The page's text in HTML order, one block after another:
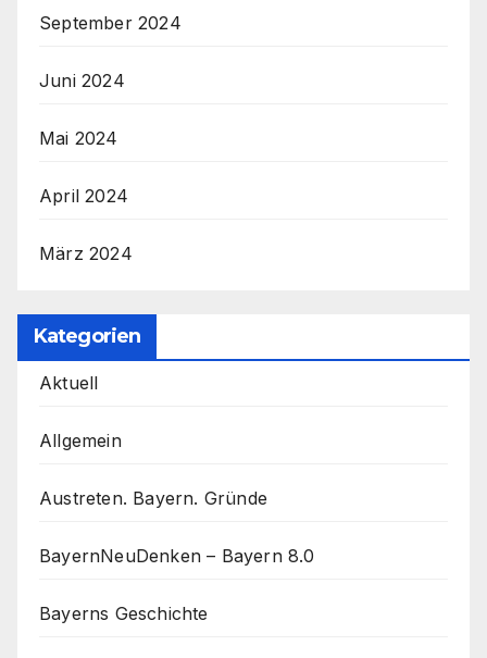
September 2024
Juni 2024
Mai 2024
April 2024
März 2024
Kategorien
Aktuell
Allgemein
Austreten. Bayern. Gründe
BayernNeuDenken – Bayern 8.0
Bayerns Geschichte